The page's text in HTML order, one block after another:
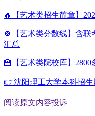
🔥【艺术类招生简章】
🍀【艺术类分数线】含联
汇总
🏫【艺术类院校库】2800
👉沈阳理工大学本科招生
阅读原文内容投诉